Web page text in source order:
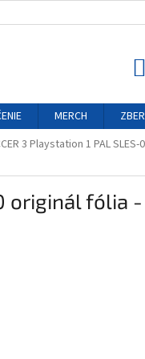
MERCH
3 Playstation 1 PAL
originál fólia -